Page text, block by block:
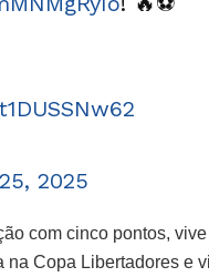
2025
com cinco pontos,
Copa Libertadores e